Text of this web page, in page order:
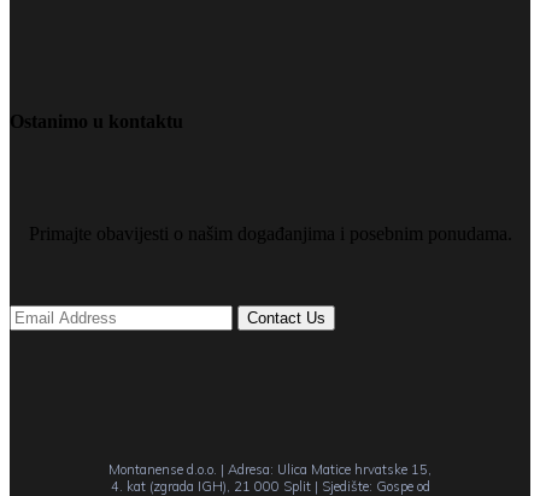
Ostanimo u kontaktu
Primajte obavijesti o našim događanjima i posebnim ponudama.
Montanense d.o.o. | Adresa: Ulica Matice hrvatske 15,
4. kat (zgrada IGH), 21 000 Split | Sjedište: Gospe od